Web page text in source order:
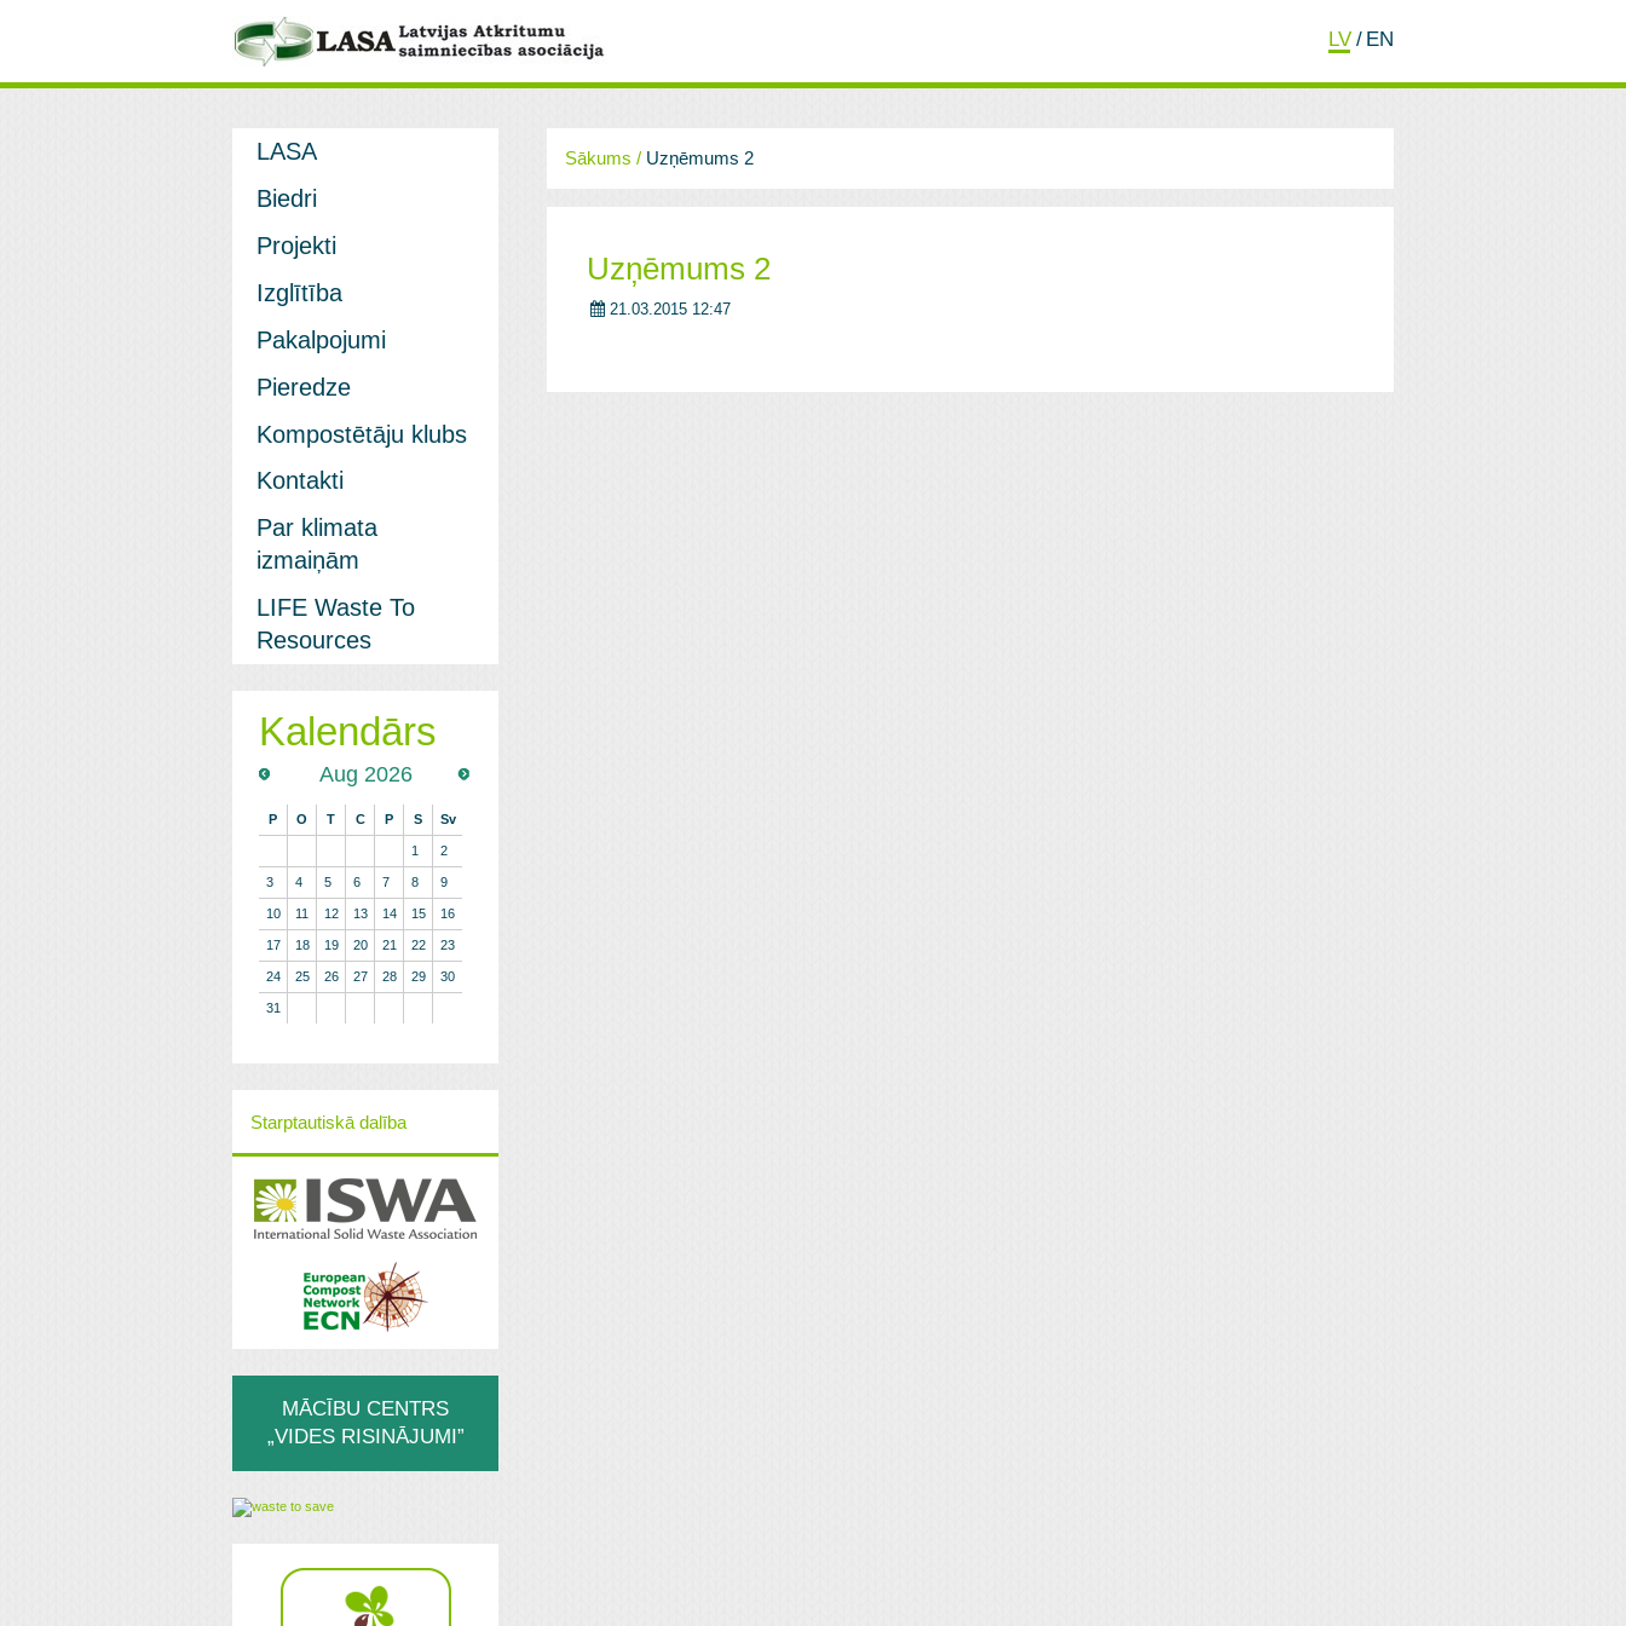
EN
LV /
Sākums / Uzņēmums 2
Uzņēmums 2
21.03.2015 12:47
LASA
Biedri
Projekti
Izglītība
Pakalpojumi
Pieredze
Kompostētāju klubs
Kontakti
Par klimata
izmaiņām
LIFE Waste To
Resources
Kalendārs
Aug 2026
P O T C P S Sv
1 2
3 4 5 6 7 8 9
10 11 12 13 14 15 16
17 18 19 20 21 22 23
24 25 26 27 28 29 30
31
Starptautiskā dalība
MĀCĪBU CENTRS
„VIDES RISINĀJUMI”